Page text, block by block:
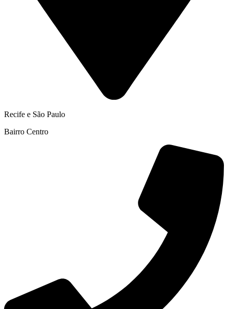
Recife e São Paulo
Bairro Centro